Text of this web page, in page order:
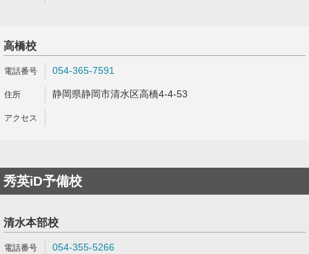
高橋校
054-365-7591
静岡県静岡市清水区高橋4-4-53
秀英iD予備校
清水本部校
054-355-5266